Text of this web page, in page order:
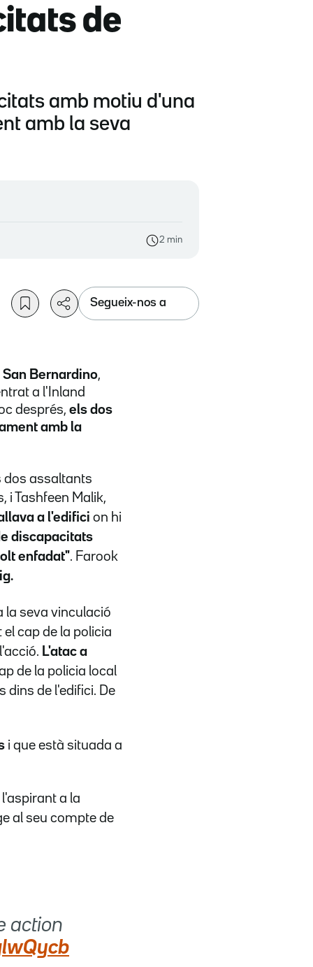
de
amb motiu d'una
amb la seva
2 min
Segueix-nos a
San Bernardino,
a l'Inland
després, els dos
amb la
dos assaltants
i Tashfeen Malik,
a l'edifici on hi
discapacitats
enfadat". Farook
la seva vinculació
cap de la policia
L'atac a
de la policia local
dins de l'edifici. De
i que està situada a
a la
al seu compte de
action